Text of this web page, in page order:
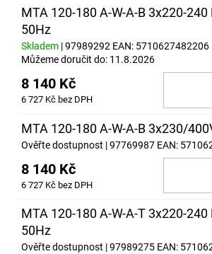
MTA 120-180 A-W-A-B 3x220-
50Hz
Skladem | 97989292 EAN: 5710627482206
Můžeme doručit do: 11.8.2026
8 140 Kč
6 727 Kč bez DPH
MTA 120-180 A-W-A-B 3x230/
Ověřte dostupnost | 97769987 EAN:
8 140 Kč
6 727 Kč bez DPH
MTA 120-180 A-W-A-T 3x220-240
50Hz
Ověřte dostupnost | 97989275 EAN: